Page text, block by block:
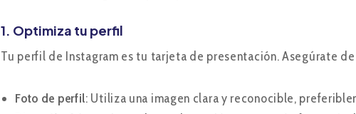
1. Optimiza tu perfil
Tu perfil de Instagram es tu tarjeta de presentación. Asegúrate
Foto de perfil: Utiliza una imagen clara y reconocible,